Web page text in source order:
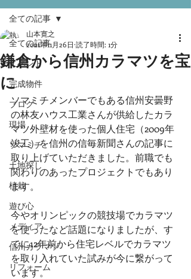
全ての記事
イベント
完成物件
ブログ
現場
ソマミチ
土地探し
植栽
遊び心
メディア
信州カラマツ
リフォーム
全ての記事
鎌倉から信州カラマツを宝
に
山本寛之
2021年11月26日 読了時間: 1分
ソマミチメンバーでもある信州安曇野
の林友ハウス工業さんが供給したカラ
マツ外壁材を使った個人住宅（2009年
竣工）を信州の信毎新聞さんの記事に
取り上げていただきました。前職でも
関わりのあったプロジェクトでもあり
ます。
今やオリンピックの競技場でカラマツ
を使ったなど話題になりましたが、す
でに12年前から住宅レベルでカラマツ
を取り入れていた試みが今に繋がって
います。